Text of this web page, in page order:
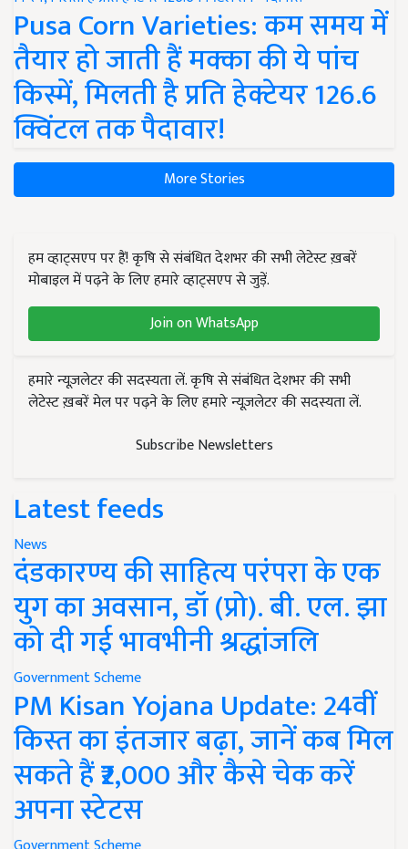
Pusa Corn Varieties: कम समय में
तैयार हो जाती हैं मक्का की ये पांच
किस्में, मिलती है प्रति हेक्टेयर 126.6
क्विंटल तक पैदावार!
More Stories
हम व्हाट्सएप पर हैं! कृषि से संबंधित देशभर की सभी लेटेस्ट ख़बरें
मोबाइल में पढ़ने के लिए हमारे व्हाट्सएप से जुड़ें.
Join on WhatsApp
हमारे न्यूज़लेटर की सदस्यता लें. कृषि से संबंधित देशभर की सभी
लेटेस्ट ख़बरें मेल पर पढ़ने के लिए हमारे न्यूज़लेटर की सदस्यता लें.
Subscribe Newsletters
Latest feeds
News
दंडकारण्य की साहित्य परंपरा के एक
युग का अवसान, डॉ (प्रो). बी. एल. झा
को दी गई भावभीनी श्रद्धांजलि
Government Scheme
PM Kisan Yojana Update: 24वीं
किस्त का इंतजार बढ़ा, जानें कब मिल
सकते हैं ₹2,000 और कैसे चेक करें
अपना स्टेटस